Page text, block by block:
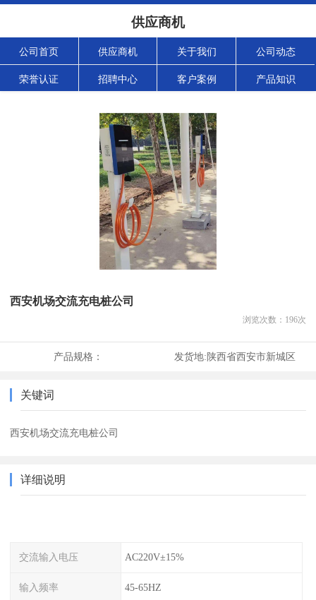
供应商机
公司首页 供应商机 关于我们 公司动态
荣誉认证 招聘中心 客户案例 产品知识
西安机场交流充电桩公司
浏览次数： 196次
产品规格： 发货地:陕西省西安市新城区
关键词
西安机场交流充电桩公司
详细说明
交流输入电压 AC220V±15%
输入频率 45-65HZ